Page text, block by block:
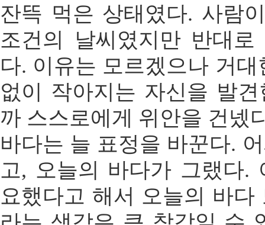
잔뜩 먹은 상태였다. 사람
조건의 날씨였지만 반대
다. 이유는 모르겠으나 거
없이 작아지는 자신을 발
까 스스로에게 위안을 건넸
바다는 늘 표정을 바꾼다.
고, 오늘의 바다가 그랬다.
요했다고 해서 오늘의 바다